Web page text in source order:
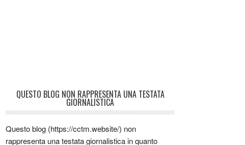
QUESTO BLOG NON RAPPRESENTA UNA TESTATA
GIORNALISTICA
Questo blog (https://cctm.website/) non
rappresenta una testata giornalistica in quanto